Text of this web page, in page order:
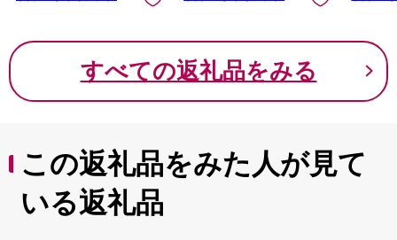
すべての返礼品をみる
この返礼品をみた人が見て
いる返礼品